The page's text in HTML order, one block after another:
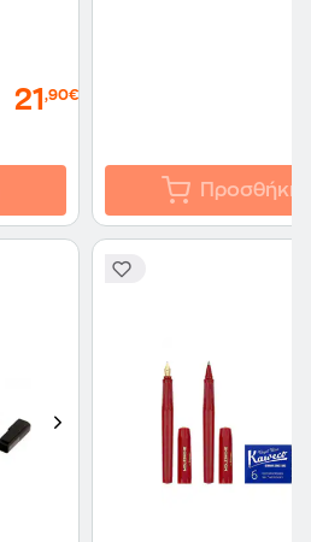
21 ,90€
Προσθήκη